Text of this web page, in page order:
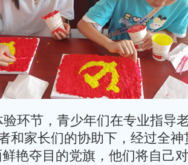
环节，青少年们在专业指导
和家长们的协助下，经过全
艳夺目的党旗，他们将自己